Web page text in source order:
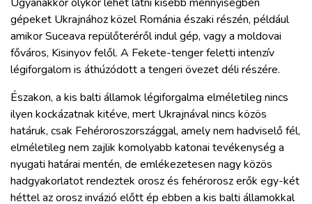
gépeket Ukrajnához közel Románia északi részén, például
amikor Suceava repülőteréről indul gép, vagy a moldovai
főváros, Kisinyov felől. A Fekete-tenger feletti intenzív
légiforgalom is áthúzódott a tengeri övezet déli részére.
Északon, a kis balti államok légiforgalma elméletileg nincs
ilyen kockázatnak kitéve, mert Ukrajnával nincs közös
határuk, csak Fehéroroszországgal, amely nem hadviselő fél,
elméletileg nem zajlik komolyabb katonai tevékenység a
nyugati határai mentén, de emlékezetesen nagy közös
hadgyakorlatot rendeztek orosz és fehérorosz erők egy-két
héttel az orosz invázió előtt ép ebben a kis balti államokkal